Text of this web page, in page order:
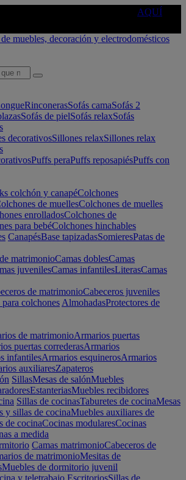
AQUÍ
RinconerasSofás camaSofás 2
Sofás de pielSofás relaxSofás
decorativosSillones relaxSillones relax
Puffs peraPuffs reposapiésPuffs con
colchón y canapéColchones
de muellesColchones de muelles
enrolladosColchones de
para bebéColchones hinchables
CanapésBase tapizadasSomieresPatas de
matrimonioCamas doblesCamas
juvenilesCamas infantilesLiterasCamas
de matrimonioCabeceros juveniles
colchones AlmohadasProtectores de
de matrimonioArmarios puertas
puertas correderasArmarios
infantilesArmarios esquinerosArmarios
auxiliaresZapateros
SillasMesas de salónMuebles
EstanteriasMuebles recibidores
Sillas de cocinasTaburetes de cocinaMesas
y sillas de cocinaMuebles auxiliares de
de cocinaCocinas modularesCocinas
a medida
Camas matrimonioCabeceros de
de matrimonioMesitas de
Muebles de dormitorio juvenil
y teletrabajo EscritoriosSillas de